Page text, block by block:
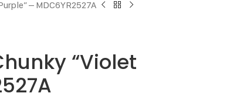
– MDC6YR2527A
“Violet